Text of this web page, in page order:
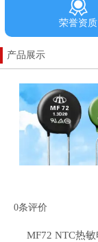
荣誉资质
产品展示
0条评价
MF72 NTC热